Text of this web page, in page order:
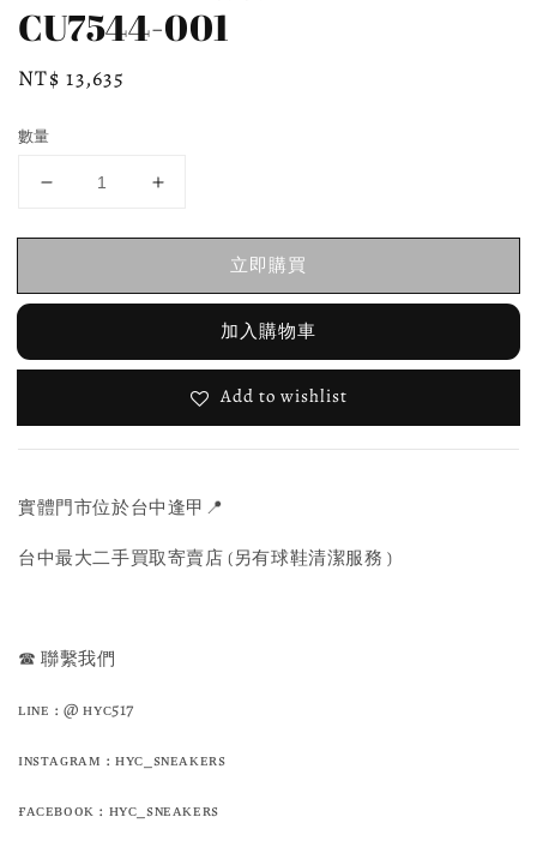
CU7544-001
Regular
NT$ 13,635
數量
立即購買
加入購物車
Add to wishlist
實體門市位於台中逢甲📍
台中最大二手買取寄賣店 (另有球鞋清潔服務 )
☎ 聯繫我們
ʟɪɴᴇ : @ ʜʏᴄ517
ɪɴsᴛᴀɢʀᴀᴍ : ʜʏᴄ_sɴᴇᴀᴋᴇʀs
ғᴀᴄᴇʙᴏᴏᴋ : ʜʏᴄ_sɴᴇᴀᴋᴇʀs